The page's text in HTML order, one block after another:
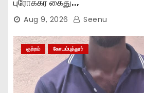
புரோக்கர் கைது..,
Aug 9, 2026 Seenu
குற்றம் கோயம்புத்தூர்